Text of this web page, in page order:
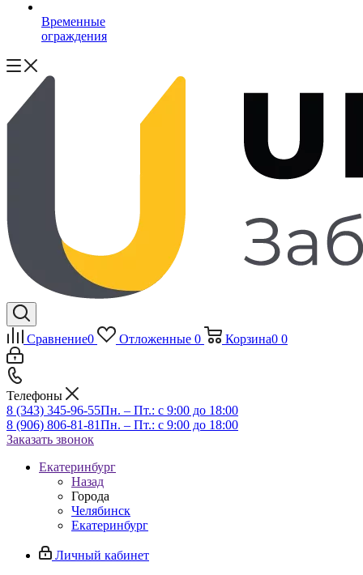
Временные
ограждения
Сравнение0 Отложенные 0 Корзина0 0
Телефоны
8 (343) 345-96-55Пн. – Пт.: с 9:00 до 18:00
8 (906) 806-81-81Пн. – Пт.: с 9:00 до 18:00
Заказать звонок
Екатеринбург
Назад
Города
Челябинск
Екатеринбург
Личный кабинет